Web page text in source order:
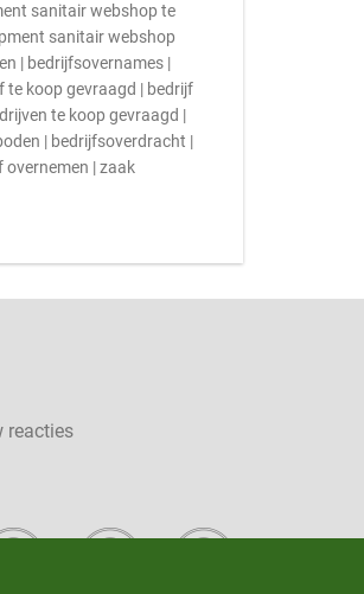
sanitair webshop te
sanitair webshop
| bedrijfsovernames |
te koop gevraagd | bedrijf
te koop gevraagd |
| bedrijfsoverdracht |
overnemen | zaak
reacties